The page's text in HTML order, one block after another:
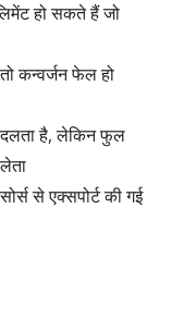
हो सकते हैं जो
कन्वर्जन फेल हो
है, लेकिन फुल
से एक्सपोर्ट की गई